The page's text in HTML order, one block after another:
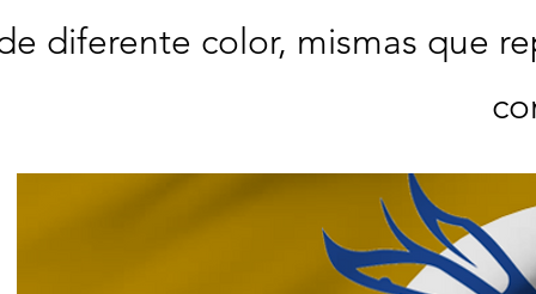
diferente color, mismas que